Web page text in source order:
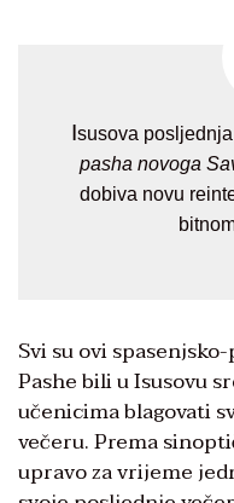
Isusova
pasha novoga
dobiva novu
Svi su ovi
Pashe bili u Isusovu
učenicima blagovati
večeru. Prema
upravo za vrijeme